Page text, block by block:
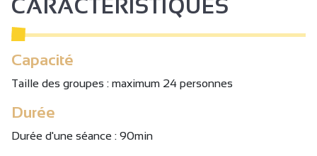
CARACTÉRISTIQUES
Capacité
Taille des groupes : maximum 24 personnes
Durée
Durée d'une séance : 90min